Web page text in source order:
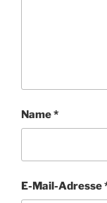
Name*
E-Mail-Adresse